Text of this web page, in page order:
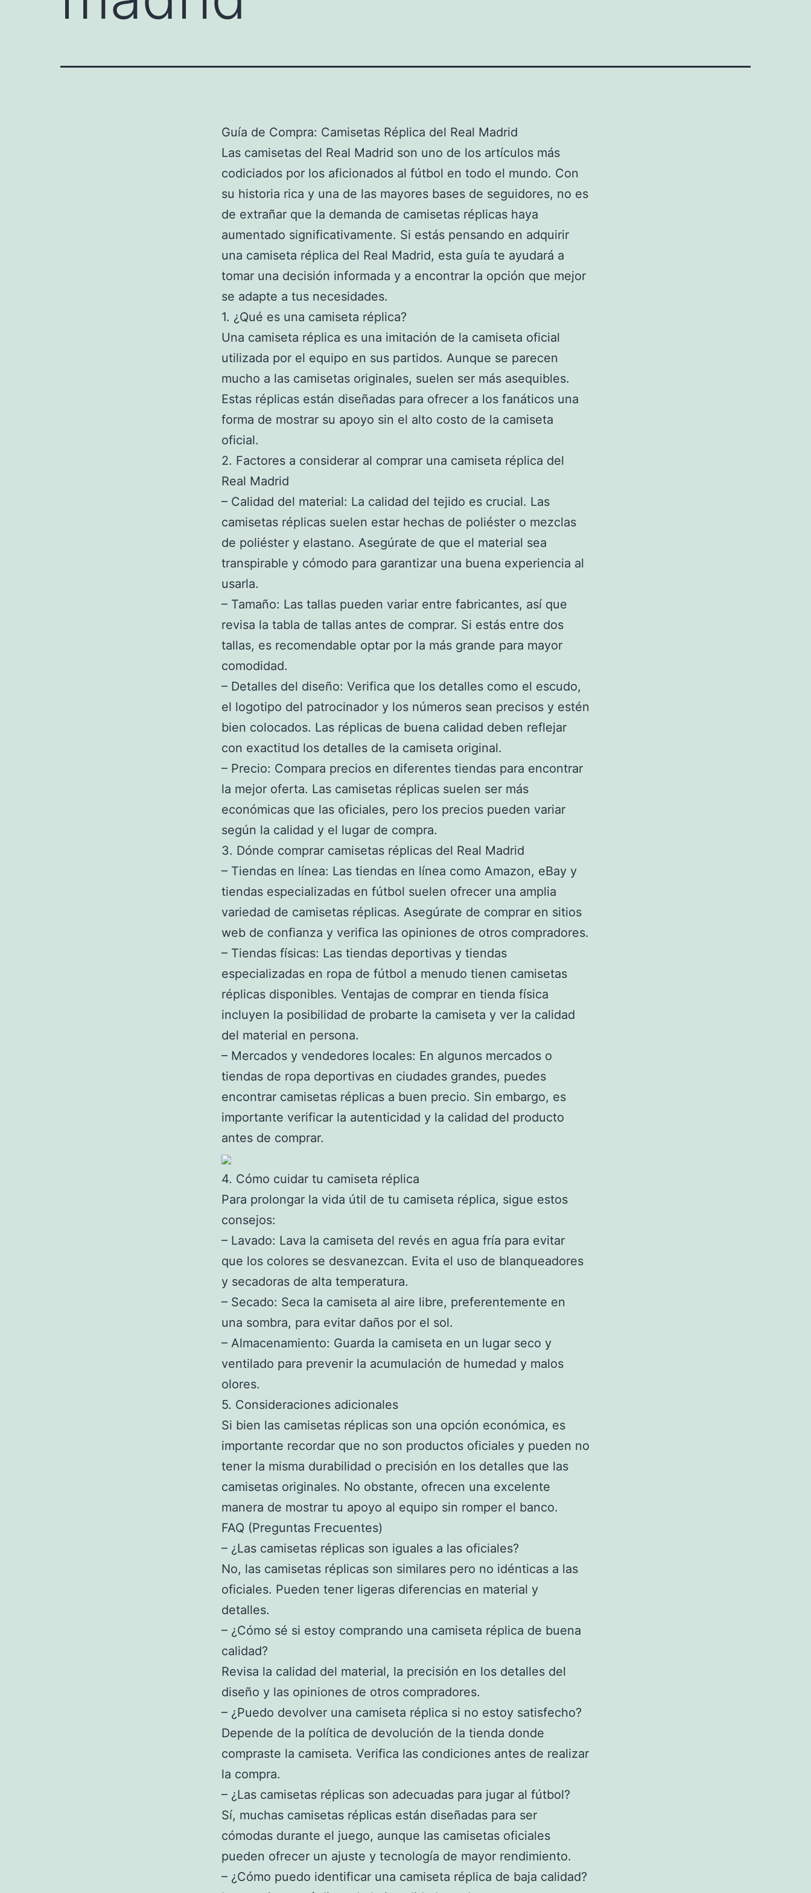
Guía de Compra: Camisetas Réplica del Real Madrid
Las camisetas del Real Madrid son uno de los artículos más
codiciados por los aficionados al fútbol en todo el mundo. Con
su historia rica y una de las mayores bases de seguidores, no es
de extrañar que la demanda de camisetas réplicas haya
aumentado significativamente. Si estás pensando en adquirir
una camiseta réplica del Real Madrid, esta guía te ayudará a
tomar una decisión informada y a encontrar la opción que mejor
se adapte a tus necesidades.
1. ¿Qué es una camiseta réplica?
Una camiseta réplica es una imitación de la camiseta oficial
utilizada por el equipo en sus partidos. Aunque se parecen
mucho a las camisetas originales, suelen ser más asequibles.
Estas réplicas están diseñadas para ofrecer a los fanáticos una
forma de mostrar su apoyo sin el alto costo de la camiseta
oficial.
2. Factores a considerar al comprar una camiseta réplica del
Real Madrid
– Calidad del material: La calidad del tejido es crucial. Las
camisetas réplicas suelen estar hechas de poliéster o mezclas
de poliéster y elastano. Asegúrate de que el material sea
transpirable y cómodo para garantizar una buena experiencia al
usarla.
– Tamaño: Las tallas pueden variar entre fabricantes, así que
revisa la tabla de tallas antes de comprar. Si estás entre dos
tallas, es recomendable optar por la más grande para mayor
comodidad.
– Detalles del diseño: Verifica que los detalles como el escudo,
el logotipo del patrocinador y los números sean precisos y estén
bien colocados. Las réplicas de buena calidad deben reflejar
con exactitud los detalles de la camiseta original.
– Precio: Compara precios en diferentes tiendas para encontrar
la mejor oferta. Las camisetas réplicas suelen ser más
económicas que las oficiales, pero los precios pueden variar
según la calidad y el lugar de compra.
3. Dónde comprar camisetas réplicas del Real Madrid
– Tiendas en línea: Las tiendas en línea como Amazon, eBay y
tiendas especializadas en fútbol suelen ofrecer una amplia
variedad de camisetas réplicas. Asegúrate de comprar en sitios
web de confianza y verifica las opiniones de otros compradores.
– Tiendas físicas: Las tiendas deportivas y tiendas
especializadas en ropa de fútbol a menudo tienen camisetas
réplicas disponibles. Ventajas de comprar en tienda física
incluyen la posibilidad de probarte la camiseta y ver la calidad
del material en persona.
– Mercados y vendedores locales: En algunos mercados o
tiendas de ropa deportivas en ciudades grandes, puedes
encontrar camisetas réplicas a buen precio. Sin embargo, es
importante verificar la autenticidad y la calidad del producto
antes de comprar.
4. Cómo cuidar tu camiseta réplica
Para prolongar la vida útil de tu camiseta réplica, sigue estos
consejos:
– Lavado: Lava la camiseta del revés en agua fría para evitar
que los colores se desvanezcan. Evita el uso de blanqueadores
y secadoras de alta temperatura.
– Secado: Seca la camiseta al aire libre, preferentemente en
una sombra, para evitar daños por el sol.
– Almacenamiento: Guarda la camiseta en un lugar seco y
ventilado para prevenir la acumulación de humedad y malos
olores.
5. Consideraciones adicionales
Si bien las camisetas réplicas son una opción económica, es
importante recordar que no son productos oficiales y pueden no
tener la misma durabilidad o precisión en los detalles que las
camisetas originales. No obstante, ofrecen una excelente
manera de mostrar tu apoyo al equipo sin romper el banco.
FAQ (Preguntas Frecuentes)
– ¿Las camisetas réplicas son iguales a las oficiales?
No, las camisetas réplicas son similares pero no idénticas a las
oficiales. Pueden tener ligeras diferencias en material y
detalles.
– ¿Cómo sé si estoy comprando una camiseta réplica de buena
calidad?
Revisa la calidad del material, la precisión en los detalles del
diseño y las opiniones de otros compradores.
– ¿Puedo devolver una camiseta réplica si no estoy satisfecho?
Depende de la política de devolución de la tienda donde
compraste la camiseta. Verifica las condiciones antes de realizar
la compra.
– ¿Las camisetas réplicas son adecuadas para jugar al fútbol?
Sí, muchas camisetas réplicas están diseñadas para ser
cómodas durante el juego, aunque las camisetas oficiales
pueden ofrecer un ajuste y tecnología de mayor rendimiento.
– ¿Cómo puedo identificar una camiseta réplica de baja calidad?